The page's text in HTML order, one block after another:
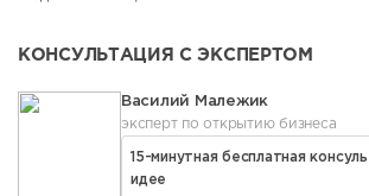
КОНСУЛЬТАЦИЯ С ЭКСПЕРТОМ
Василий Малежик
эксперт по открытию бизнеса
15-минутная бесплатная
идее